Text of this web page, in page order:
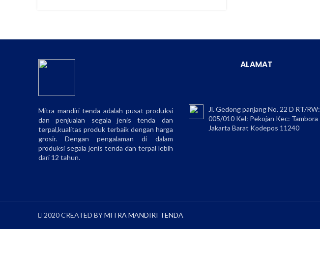
Mitra mandiri tenda adalah pusat produksi
dan penjualan segala jenis tenda dan
terpal,kualitas produk terbaik dengan harga
grosir. Dengan pengalaman di dalam
produksi segala jenis tenda dan terpal lebih
dari 12 tahun.
ALAMAT
Jl. Gedong panjang No. 22 D RT/RW:
005/010 Kel: Pekojan Kec: Tambora
Jakarta Barat Kodepos 11240
2020 CREATED BYMITRA MANDIRI TENDA